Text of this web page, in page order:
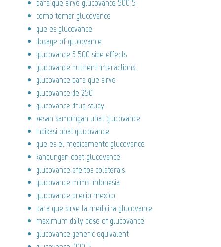
para que sirve glucovance 500 5
como tomar glucovance
que es glucovance
dosage of glucovance
glucovance 5 500 side effects
glucovance nutrient interactions
glucovance para que sirve
glucovance de 250
glucovance drug study
kesan sampingan ubat glucovance
indikasi obat glucovance
que es el medicamento glucovance
kandungan obat glucovance
glucovance efeitos colaterais
glucovance mims indonesia
glucovance precio mexico
para que sirve la medicina glucovance
maximum daily dose of glucovance
glucovance generic equivalent